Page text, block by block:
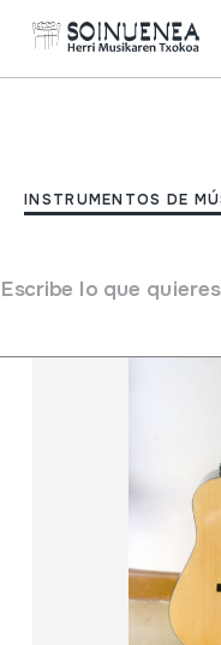
INSTRUMENTOS DE
Escribe lo que
Filtrar